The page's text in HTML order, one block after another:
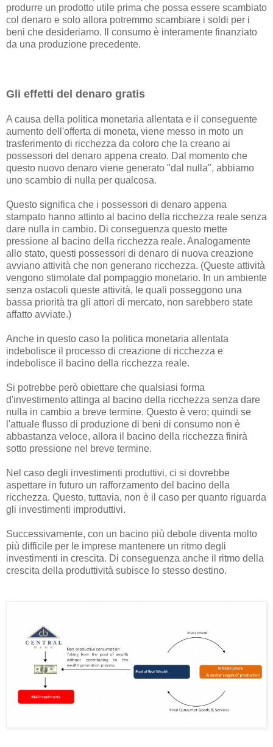
produrre un prodotto utile prima che possa essere scambiato
col denaro e solo allora potremmo scambiare i soldi per i
beni che desideriamo. Il consumo è interamente finanziato
da una produzione precedente.
Gli effetti del denaro gratis
A causa della politica monetaria allentata e il conseguente
aumento dell'offerta di moneta, viene messo in moto un
trasferimento di ricchezza da coloro che la creano ai
possessori del denaro appena creato. Dal momento che
questo nuovo denaro viene generato "dal nulla", abbiamo
uno scambio di nulla per qualcosa.
Questo significa che i possessori di denaro appena
stampato hanno attinto al bacino della ricchezza reale senza
dare nulla in cambio. Di conseguenza questo mette
pressione al bacino della ricchezza reale. Analogamente
allo stato, questi possessori di denaro di nuova creazione
avviano attività che non generano ricchezza. (Queste attività
vengono stimolate dal pompaggio monetario. In un ambiente
senza ostacoli queste attività, le quali posseggono una
bassa priorità tra gli attori di mercato, non sarebbero state
affatto avviate.)
Anche in questo caso la politica monetaria allentata
indebolisce il processo di creazione di ricchezza e
indebolisce il bacino della ricchezza reale.
Si potrebbe però obiettare che qualsiasi forma
d'investimento attinga al bacino della ricchezza senza dare
nulla in cambio a breve termine. Questo è vero; quindi se
l'attuale flusso di produzione di beni di consumo non è
abbastanza veloce, allora il bacino della ricchezza finirà
sotto pressione nel breve termine.
Nel caso degli investimenti produttivi, ci si dovrebbe
aspettare in futuro un rafforzamento del bacino della
ricchezza. Questo, tuttavia, non è il caso per quanto riguarda
gli investimenti improduttivi.
Successivamente, con un bacino più debole diventa molto
più difficile per le imprese mantenere un ritmo degli
investimenti in crescita. Di conseguenza anche il ritmo della
crescita della produttività subisce lo stesso destino.